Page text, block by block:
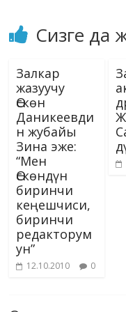
Сизге да
Залкар
жазуучу
Өскөн
Даникеевди
н жубайы
Зина эже:
“Мен
Өскөндүн
биринчи
кеңешчиси,
биринчи
редакторум
ун”
12.10.2010 0